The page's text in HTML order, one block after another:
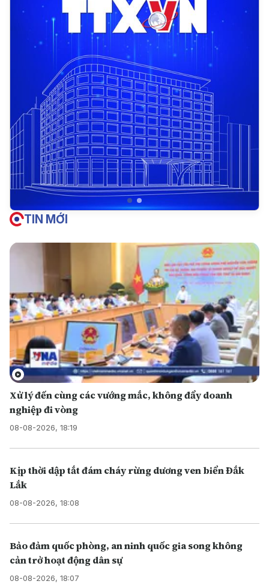
TIN MỚI
Xử lý đến cùng các vướng mắc, không đẩy doanh
nghiệp đi vòng
08-08-2026, 18:19
Kịp thời dập tắt đám cháy rừng dương ven biển Đắk
Lắk
08-08-2026, 18:08
Bảo đảm quốc phòng, an ninh quốc gia song không
cản trở hoạt động dân sự
08-08-2026, 18:07